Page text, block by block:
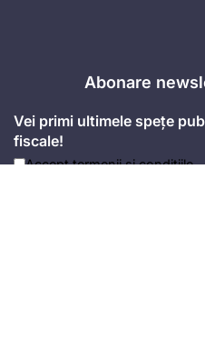
Abonare
Vei primi ultimele spețe
fiscale!
Accepttermenii și condițiile